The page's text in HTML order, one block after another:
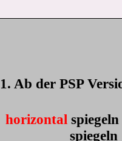
1. Ab der PSP
horizontal